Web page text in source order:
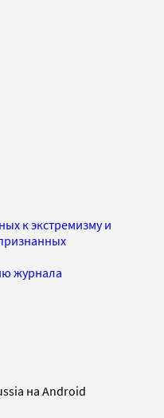
к экстремизму и
журнала
на Android